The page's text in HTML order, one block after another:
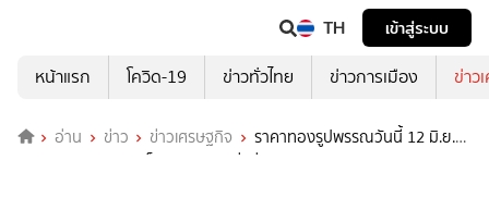
TH
เข้าสู่ระบบ
หน้าแรก
โควิด-19 ข่าวทั่วไทย ข่าวการเมือง ข่าว
อ่าน ข่าว ข่าวเศรษฐกิจ
ราคาทองรูปพรรณวันนี้ 12 มิ.ย.
2569 รวมทุกขนาด เช็กราคาทองแท่งล่าสุด